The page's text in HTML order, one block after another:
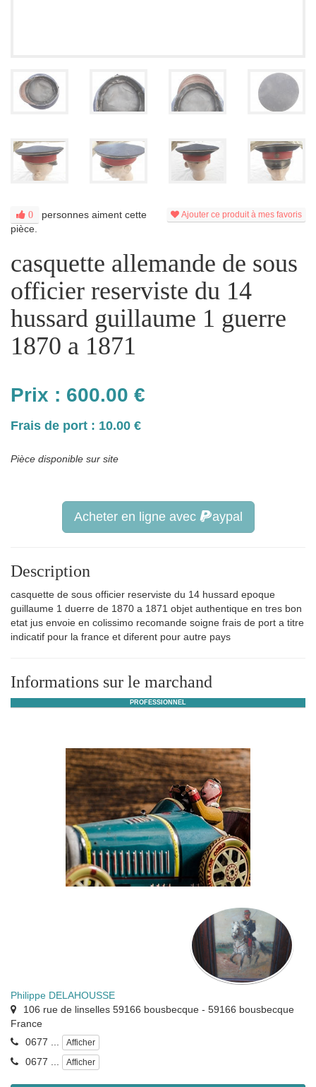
Ajouter ce produit à mes favoris
0
personnes aiment cette
pièce.
casquette allemande de sous
officier reserviste du 14
hussard guillaume 1 guerre
1870 a 1871
Prix : 600.00 €
Frais de port : 10.00 €
Pièce disponible sur site
Acheter en ligne avec aypal
Description
casquette de sous officier reserviste du 14 hussard epoque
guillaume 1 duerre de 1870 a 1871 objet authentique en tres bon
etat jus envoie en colissimo recomande soigne frais de port a titre
indicatif pour la france et diferent pour autre pays
Informations sur le marchand
PROFESSIONNEL
Philippe DELAHOUSSE
106 rue de linselles 59166 bousbecque - 59166 bousbecque
France
0677 ...
Afficher
0677 ... Afficher